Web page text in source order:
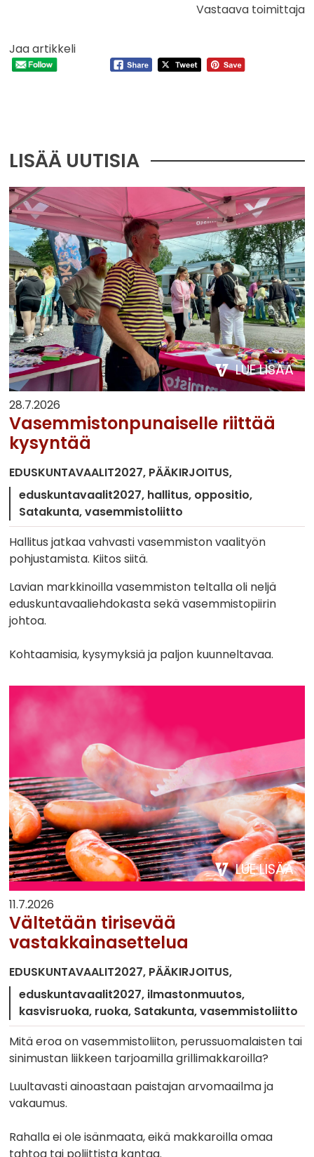
Vastaava toimittaja
Jaa artikkeli
LISÄÄ UUTISIA
LUE LISÄÄ
28.7.2026
Vasemmistonpunaiselle riittää
kysyntää
EDUSKUNTAVAALIT2027 PÄÄKIRJOITUS
eduskuntavaalit2027 hallitus oppositio
Satakunta vasemmistoliitto
Hallitus jatkaa vahvasti vasemmiston vaalityön
pohjustamista. Kiitos siitä.
Lavian markkinoilla vasemmiston teltalla oli neljä
eduskuntavaaliehdokasta sekä vasemmistopiirin
johtoa.
Kohtaamisia, kysymyksiä ja paljon kuunneltavaa.
LUE LISÄÄ
11.7.2026
Vältetään tirisevää
vastakkainasettelua
EDUSKUNTAVAALIT2027 PÄÄKIRJOITUS
eduskuntavaalit2027 ilmastonmuutos
kasvisruoka ruoka Satakunta vasemmistoliitto
Mitä eroa on vasemmistoliiton, perussuomalaisten tai
sinimustan liikkeen tarjoamilla grillimakkaroilla?
Luultavasti ainoastaan paistajan arvomaailma ja
vakaumus.
Rahalla ei ole isänmaata, eikä makkaroilla omaa
tahtoa tai poliittista kantaa.